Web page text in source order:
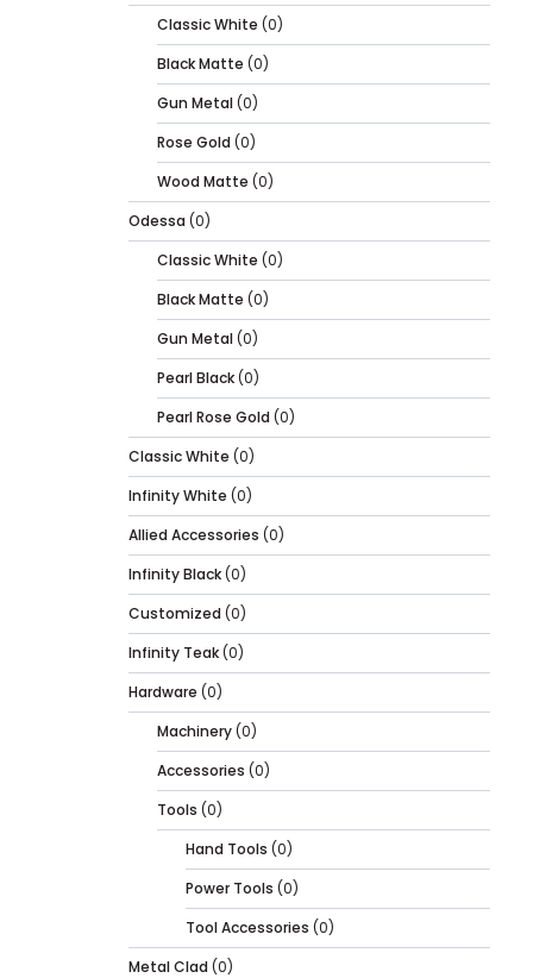
Classic White (0)
Black Matte (0)
Gun Metal(0)
Rose Gold (0)
Wood Matte (0)
Odessa (0)
Classic White (0)
Black Matte (0)
Gun Metal(0)
Pearl Black(0)
Pearl Rose Gold (0)
Classic White (0)
Infinity White (0)
Allied Accessories (0)
Infinity Black(0)
Customized (0)
Infinity Teak(0)
Hardware (0)
Machinery(0)
Accessories (0)
Tools (0)
Hand Tools (0)
Power Tools (0)
Tool Accessories (0)
Metal Clad (0)